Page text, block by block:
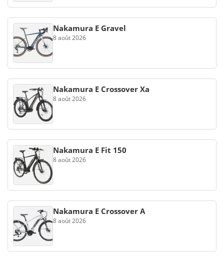
Nakamura E Gravel
8 août 2026
Nakamura E Crossover Xa
8 août 2026
Nakamura E Fit 150
8 août 2026
Nakamura E Crossover A
8 août 2026